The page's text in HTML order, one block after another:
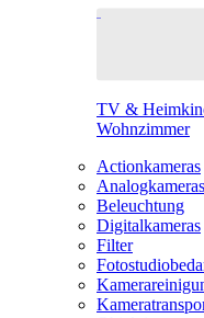
TV &
Wohnzimmer
Actionkameras
Analogkameras
Beleuchtung
Digitalkameras
Filter